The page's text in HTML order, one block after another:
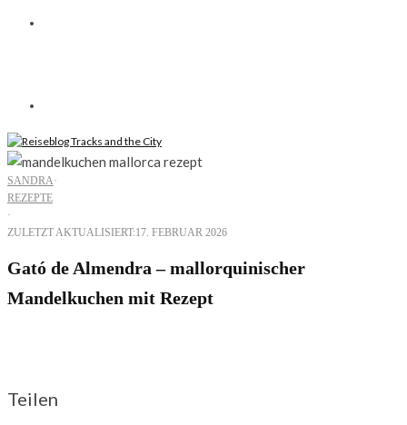
SANDRA·
REZEPTE
·
ZULETZT AKTUALISIERT:17. FEBRUAR 2026
Gató de Almendra – mallorquinischer
Mandelkuchen mit Rezept
Teilen